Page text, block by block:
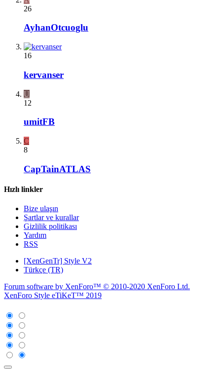
26
AyhanOtcuoglu
16
kervanser
U
12
umitFB
C
8
CapTainATLAS
Hızlı linkler
Bize ulaşın
Şartlar ve kurallar
Gizlilik politikası
Yardım
RSS
[XenGenTr] Style V2
Türkçe (TR)
Forum software by XenForo™ © 2010-2020 XenForo Ltd.
XenForo Style eTiKeT™ 2019